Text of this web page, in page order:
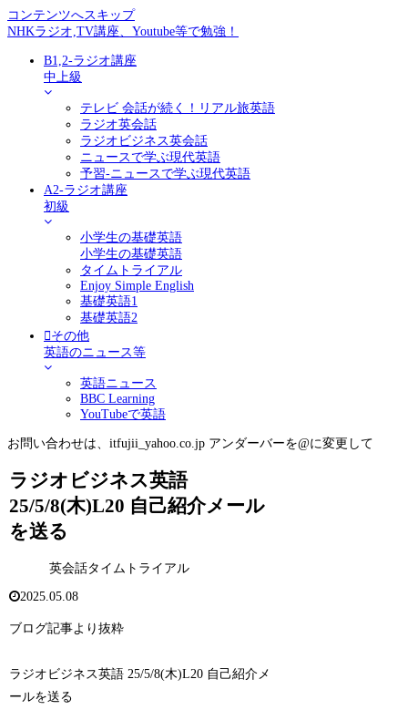
コンテンツへスキップ
NHKラジオ,TV講座、Youtube等で勉強！
B1,2-ラジオ講座
中上級
テレビ 会話が続く！リアル旅英語
ラジオ英会話
ラジオビジネス英会話
ニュースで学ぶ現代英語
予習-ニュースで学ぶ現代英語
A2-ラジオ講座
初級
小学生の基礎英語
小学生の基礎英語
タイムトライアル
Enjoy Simple English
基礎英語1
基礎英語2
その他
英語のニュース等
英語ニュース
BBC Learning
YouTubeで英語
お問い合わせは、itfujii_yahoo.co.jp アンダーバーを@に変更して
ラジオビジネス英語
25/5/8(木)L20 自己紹介メール
を送る
英会話タイムトライアル
2025.05.08
ブログ記事より抜粋
ラジオビジネス英語 25/5/8(木)L20 自己紹介メ
ールを送る